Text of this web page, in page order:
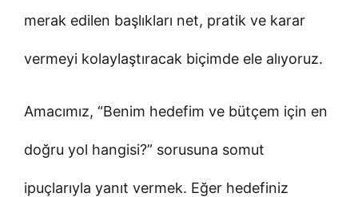
merak edilen başlıkları net, pratik ve karar
vermeyi kolaylaştıracak biçimde ele alıyoruz.
Amacımız, “Benim hedefim ve bütçem için en
doğru yol hangisi?” sorusuna somut
ipuçlarıyla yanıt vermek. Eğer hedefiniz